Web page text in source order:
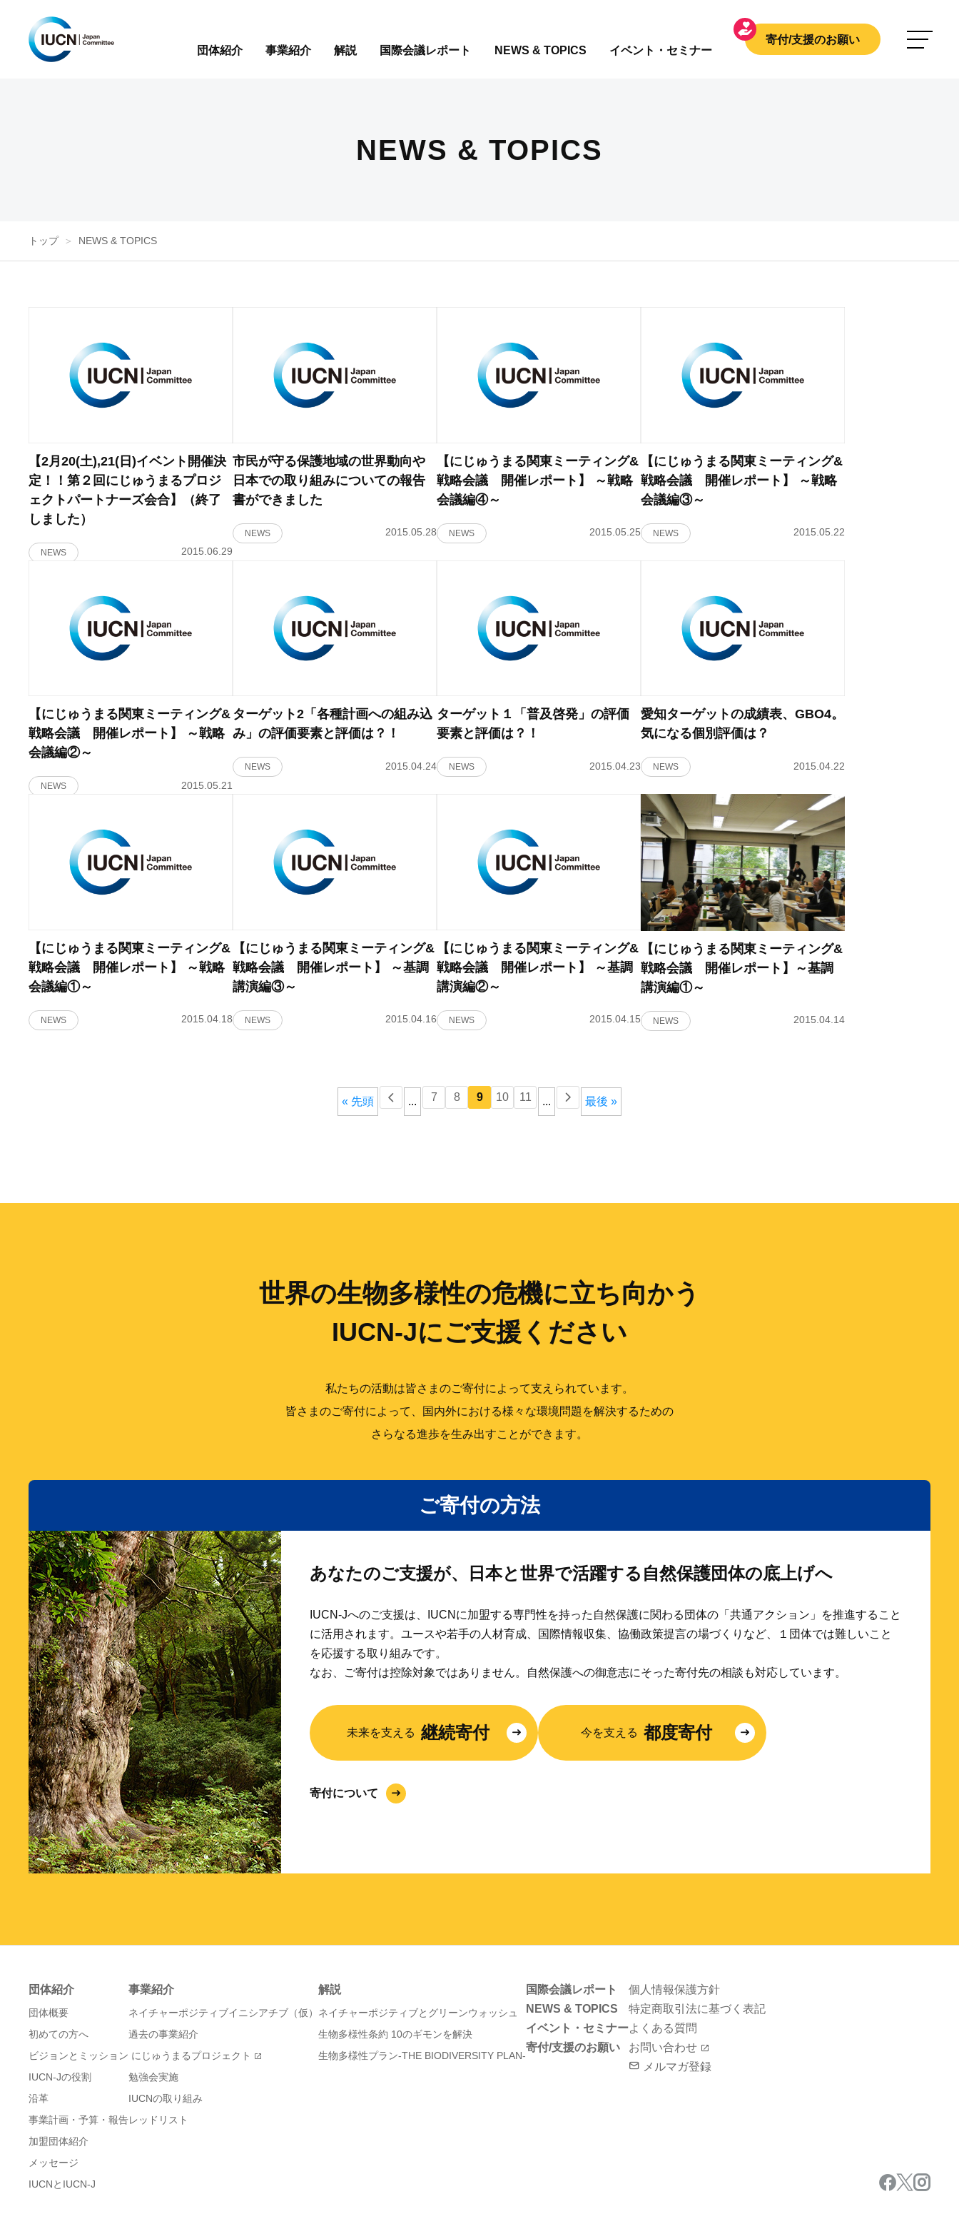
寄付/支援のお願い
団体紹介
事業紹介 解説 国際会議レポート NEWS & TOPICS イベント・セミナー
NEWS & TOPICS
トップ NEWS & TOPICS
【2月20(土),21(日)イベント開催決
定！！第２回にじゅうまるプロジ
ェクトパートナーズ会合】（終了
しました）
NEWS 2015.06.29
市民が守る保護地域の世界動向や
日本での取り組みについての報告
書ができました
NEWS 2015.05.28
【にじゅうまる関東ミーティング&
戦略会議 開催レポート】 ～戦略
会議編④～
NEWS 2015.05.25
【にじゅうまる関東ミーティング&
戦略会議 開催レポート】 ～戦略
会議編③～
NEWS 2015.05.22
【にじゅうまる関東ミーティング&
戦略会議 開催レポート】 ～戦略
会議編②～
NEWS 2015.05.21
ターゲット2「各種計画への組み込
み」の評価要素と評価は？！
NEWS 2015.04.24
ターゲット１「普及啓発」の評価
要素と評価は？！
NEWS 2015.04.23
愛知ターゲットの成績表、GBO4。
気になる個別評価は？
NEWS 2015.04.22
【にじゅうまる関東ミーティング&
戦略会議 開催レポート】 ～戦略
会議編①～
NEWS 2015.04.18
【にじゅうまる関東ミーティング&
戦略会議 開催レポート】 ～基調
講演編③～
NEWS 2015.04.16
【にじゅうまる関東ミーティング&
戦略会議 開催レポート】 ～基調
講演編②～
NEWS 2015.04.15
【にじゅうまる関東ミーティング&
戦略会議 開催レポート】～基調
講演編①～
NEWS 2015.04.14
« 先頭 ... 7 8 9 10 11 ... 最後 »
世界の生物多様性の危機に立ち向かう
IUCN-Jにご支援ください
私たちの活動は皆さまのご寄付によって支えられています。
皆さまのご寄付によって、国内外における様々な環境問題を解決するための
さらなる進歩を生み出すことができます。
ご寄付の方法
あなたのご支援が、日本と世界で活躍する自然保護団体の底上げへ
IUCN-Jへのご支援は、IUCNに加盟する専門性を持った自然保護に関わる団体の「共通アクション」を推進すること
に活用されます。ユースや若手の人材育成、国際情報収集、協働政策提言の場づくりなど、１団体では難しいこと
を応援する取り組みです。
なお、ご寄付は控除対象ではありません。自然保護への御意志にそった寄付先の相談も対応しています。
未来を支える 継続寄付 今を支える 都度寄付
寄付について
団体紹介
団体概要
初めての方へ
ビジョンとミッション
IUCN-Jの役割
沿革
事業計画・予算・報告
加盟団体紹介
メッセージ
IUCNとIUCN-J
事業紹介
ネイチャーポジティブイニシアチブ（仮）
過去の事業紹介
にじゅうまるプロジェクト
勉強会実施
IUCNの取り組み
レッドリスト
解説
ネイチャーポジティブとグリーンウォッシュ
生物多様性条約 10のギモンを解決
生物多様性プラン-THE BIODIVERSITY PLAN-
国際会議レポート
NEWS & TOPICS
イベント・セミナー
寄付/支援のお願い
個人情報保護方針
特定商取引法に基づく表記
よくある質問
お問い合わせ
メルマガ登録